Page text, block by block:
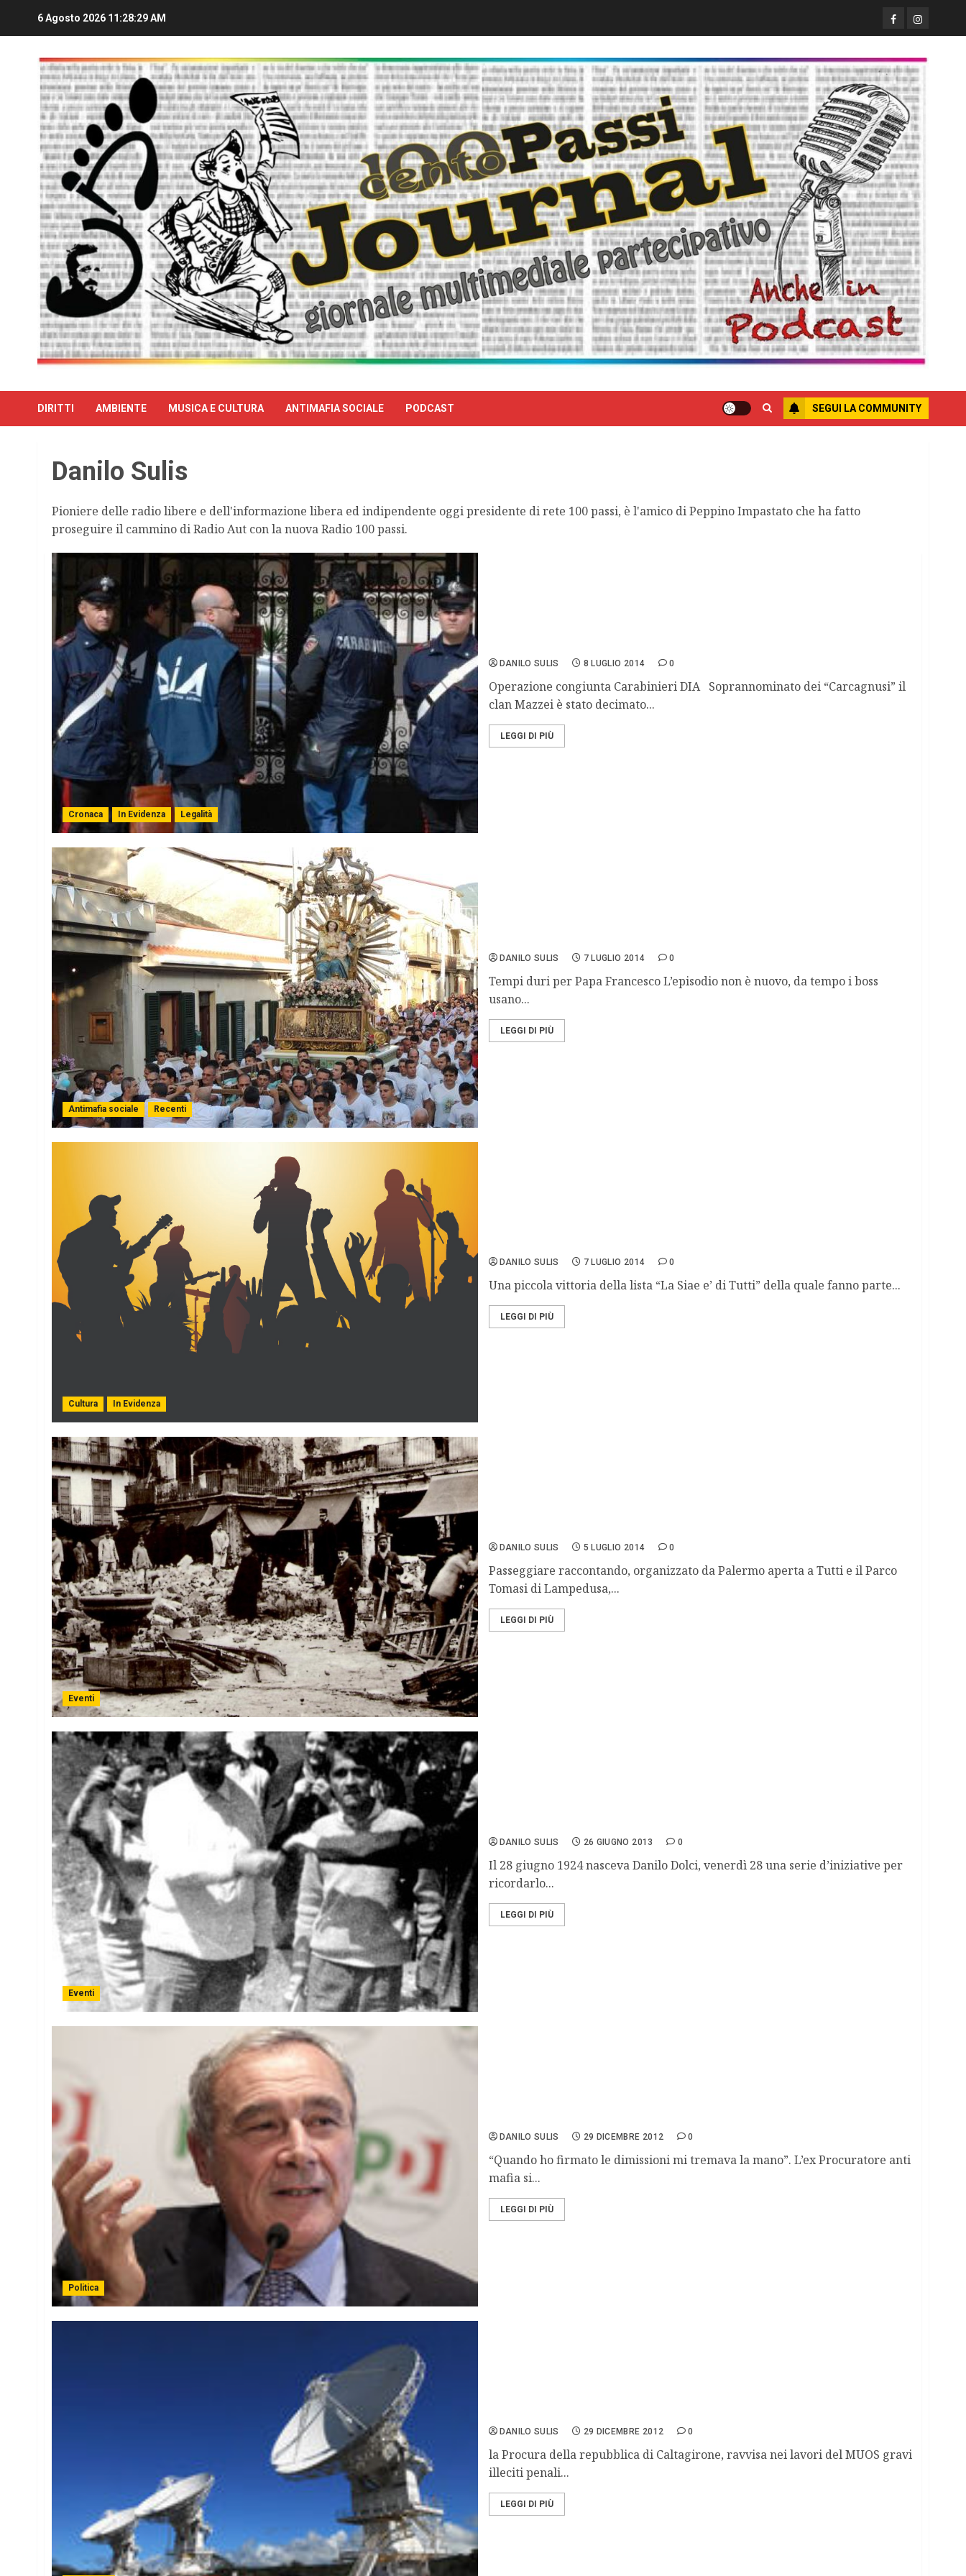
6 Agosto 2026 11:28:30 AM
DIRITTI AMBIENTE MUSICA E CULTURA ANTIMAFIA SOCIALE PODCAST SEGUI LA COMMUNITY
Danilo Sulis
Pioniere delle radio libere e dell'informazione libera ed indipendente oggi presidente di rete 100 passi, è l'amico di Peppino Impastato che ha fatto
proseguire il cammino di Radio Aut con la nuova Radio 100 passi.
Cronaca In Evidenza Legalità
DANILO SULIS 8 LUGLIO 2014 0
Operazione congiunta Carabinieri DIA Soprannominato dei “Carcagnusi” il
clan Mazzei è stato decimato...
LEGGI DI PIÙ
Antimafia sociale Recenti
DANILO SULIS 7 LUGLIO 2014 0
Tempi duri per Papa Francesco L’episodio non è nuovo, da tempo i boss
usano...
LEGGI DI PIÙ
Cultura In Evidenza
DANILO SULIS 7 LUGLIO 2014 0
Una piccola vittoria della lista “La Siae e’ di Tutti” della quale fanno parte...
LEGGI DI PIÙ
Eventi
DANILO SULIS 5 LUGLIO 2014 0
Passeggiare raccontando, organizzato da Palermo aperta a Tutti e il Parco
Tomasi di Lampedusa,...
LEGGI DI PIÙ
Eventi
DANILO SULIS 26 GIUGNO 2013 0
Il 28 giugno 1924 nasceva Danilo Dolci, venerdì 28 una serie d’iniziative per
ricordarlo...
LEGGI DI PIÙ
Politica
DANILO SULIS 29 DICEMBRE 2012 0
“Quando ho firmato le dimissioni mi tremava la mano”. L’ex Procuratore anti
mafia si...
LEGGI DI PIÙ
DANILO SULIS 29 DICEMBRE 2012 0
la Procura della repubblica di Caltagirone, ravvisa nei lavori del MUOS gravi
illeciti penali...
LEGGI DI PIÙ